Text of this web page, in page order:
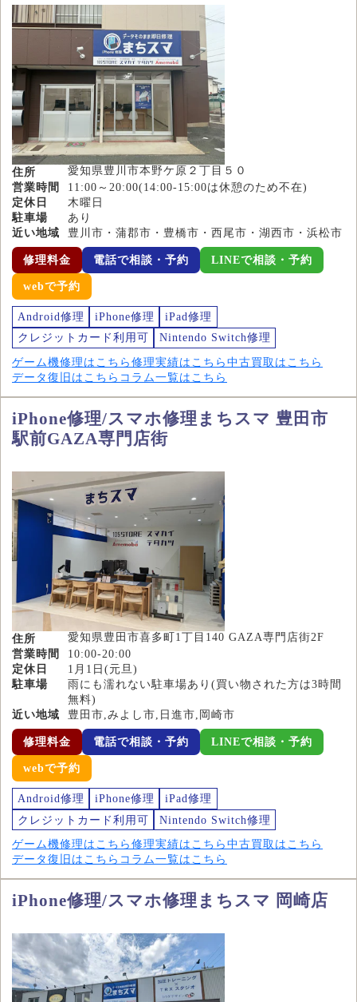
住所
愛知県豊川市本野ケ原２丁目５０
営業時間
11:00～20:00(14:00-15:00は休憩のため不在)
定休日
木曜日
駐車場
あり
近い地域
豊川市・蒲郡市・豊橋市・西尾市・湖西市・浜松市
修理料金 電話で相談・予約 LINEで相談・予約
webで予約
Android修理 iPhone修理
iPad修理
クレジットカード利用可
Nintendo Switch修理
ゲーム機修理はこちら 修理実績はこちら 中古買取はこちら
データ復旧はこちら コラム一覧はこちら
iPhone修理/スマホ修理まちスマ 豊田市
駅前GAZA専門店街
住所
愛知県豊田市喜多町1丁目140 GAZA専門店街2F
営業時間
10:00-20:00
定休日
1月1日(元旦)
駐車場
雨にも濡れない駐車場あり(買い物された方は3時間
無料)
近い地域
豊田市,みよし市,日進市,岡崎市
修理料金 電話で相談・予約 LINEで相談・予約
webで予約
Android修理 iPhone修理
iPad修理
クレジットカード利用可
Nintendo Switch修理
ゲーム機修理はこちら 修理実績はこちら 中古買取はこちら
データ復旧はこちら コラム一覧はこちら
iPhone修理/スマホ修理まちスマ 岡崎店